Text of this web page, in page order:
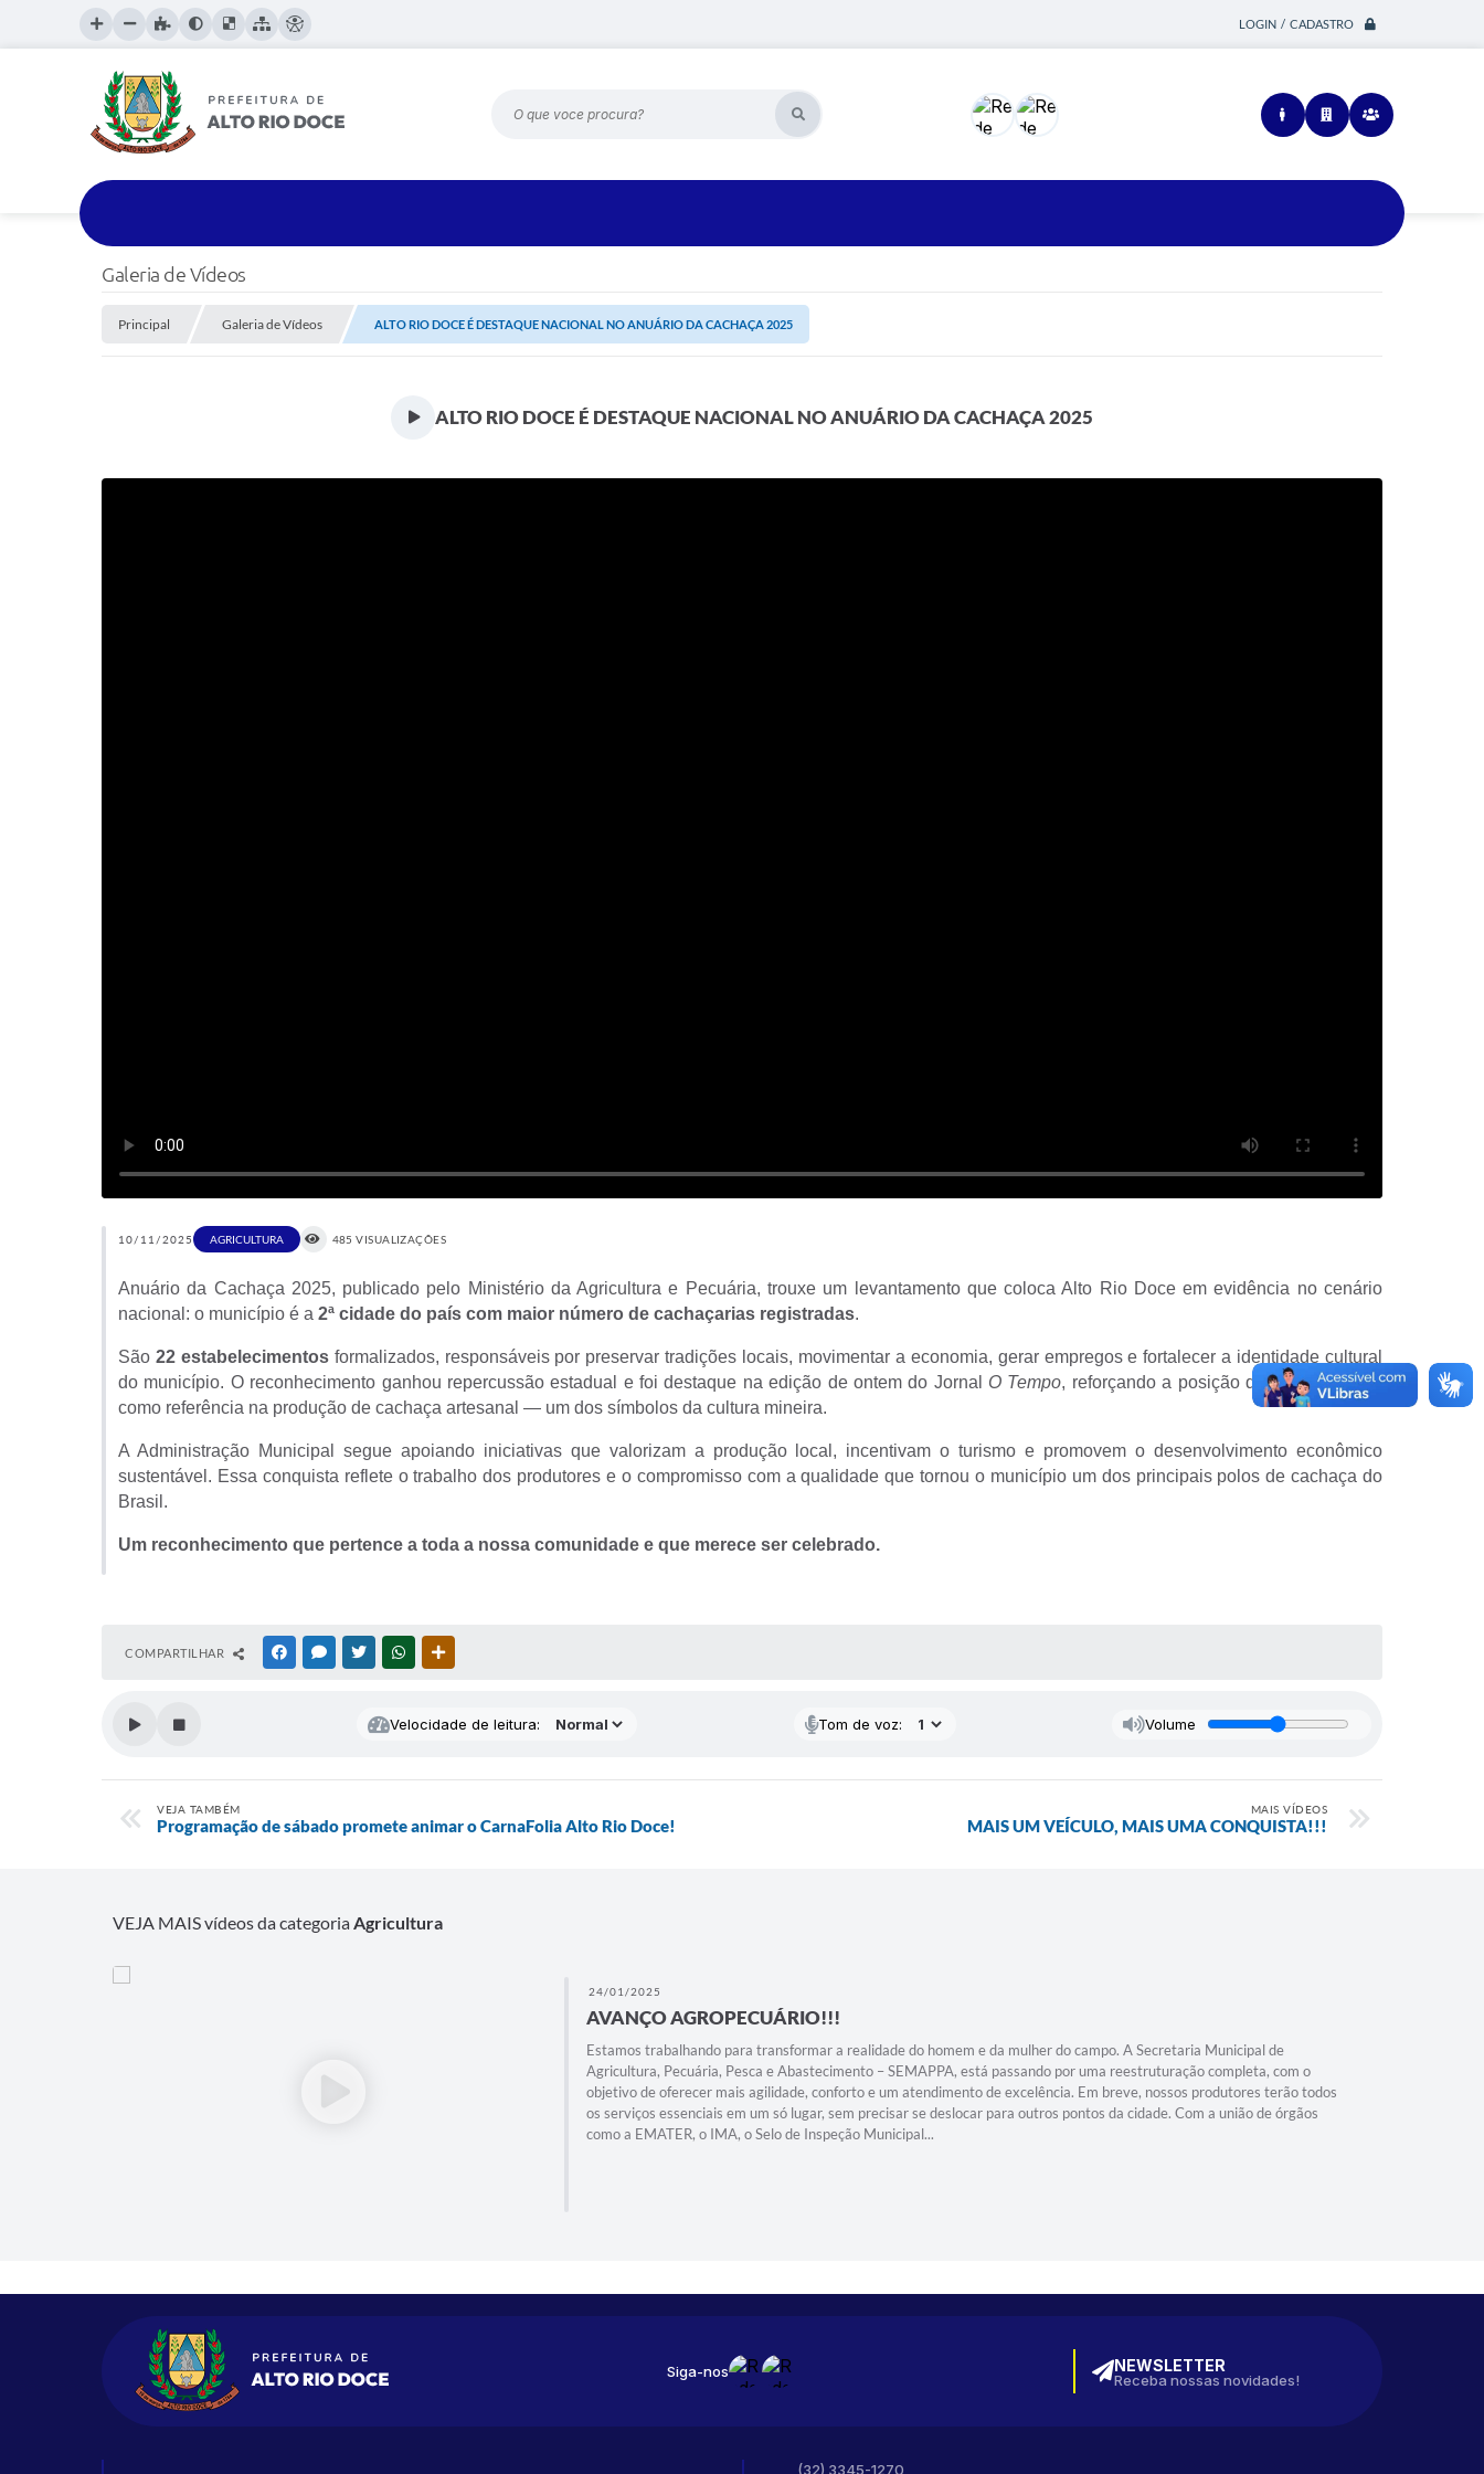
LOGIN / CADASTRO
O que voce procura?
Galeria de Vídeos
Principal Galeria de Vídeos ALTO RIO DOCE É DESTAQUE NACIONAL NO ANUÁRIO DA CACHAÇA 2025
ALTO RIO DOCE É DESTAQUE NACIONAL NO ANUÁRIO DA CACHAÇA 2025
10/11/2025 AGRICULTURA 485 VISUALIZAÇÕES
Anuário da Cachaça 2025, publicado pelo Ministério da Agricultura e Pecuária, trouxe um levantamento que coloca Alto Rio Doce em evidência no cenário
nacional: o município é a 2ª cidade do país com maior número de cachaçarias registradas.
São 22 estabelecimentosformalizados, responsáveis por preservar tradições locais, movimentar a economia, gerar empregos e fortalecer a identidade cultural
do município. O reconhecimento ganhou repercussão estadual e foi destaque na edição de ontem do Jornal O Tempo, reforçando a posição de Alto Rio Doce
como referência na produção de cachaça artesanal — um dos símbolos da cultura mineira.
A Administração Municipal segue apoiando iniciativas que valorizam a produção local, incentivam o turismo e promovem o desenvolvimento econômico
sustentável. Essa conquista reflete o trabalho dos produtores e o compromisso com a qualidade que tornou o município um dos principais polos de cachaça do
Brasil.
Um reconhecimento que pertence a toda a nossa comunidade e que merece ser celebrado.
COMPARTILHAR FACEBOOKMESSENGER
TWITTERWHATSAPP
Velocidade de leitura: Tom de voz: Volume
VEJA TAMBÉM
Programação de sábado promete animar o CarnaFolia Alto Rio Doce!
MAIS VÍDEOS
MAIS UM VEÍCULO, MAIS UMA CONQUISTA!!!
VEJA MAIS vídeos da categoriaAgricultura
24/01/2025
AVANÇO AGROPECUÁRIO!!!
Estamos trabalhando para transformar a realidade do homem e da mulher do campo. A Secretaria Municipal de
Agricultura, Pecuária, Pesca e Abastecimento – SEMAPPA, está passando por uma reestruturação completa, com o
objetivo de oferecer mais agilidade, conforto e um atendimento de excelência. Em breve, nossos produtores terão todos
os serviços essenciais em um só lugar, sem precisar se deslocar para outros pontos da cidade. Com a união de órgãos
como a EMATER, o IMA, o Selo de Inspeção Municipal...
(32) 3345-1270
Siga-nos NEWSLETTER
Receba nossas novidades!